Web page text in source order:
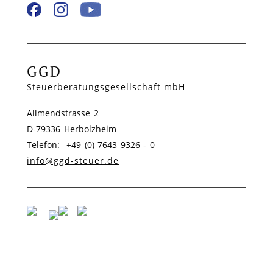
GGD
Steuerberatungsgesellschaft mbH
Allmendstrasse 2
D-79336 Herbolzheim
Telefon: +49 (0) 7643 9326 - 0
info@ggd-steuer.de